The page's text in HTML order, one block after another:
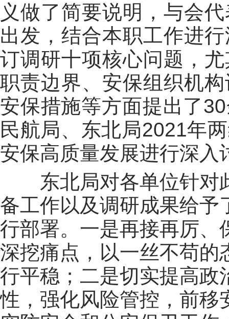
义做了简要说明，与会
出发，结合本职工作进
订调研十项核心问题，
职责边界、安保组织机
安保措施等方面提出了
民航局、东北局2021年
安保高质量发展进行深入
东北局对各单位针对
备工作以及调研成果给予
行部署。一是再接再厉、
深挖痛点，以一丝不苟的
行平稳；二是切实提高政
性，强化风险管控，前移